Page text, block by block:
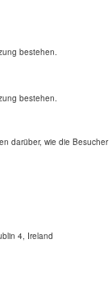
bestehen.
bestehen.
darüber, wie die Besucher
4, Ireland